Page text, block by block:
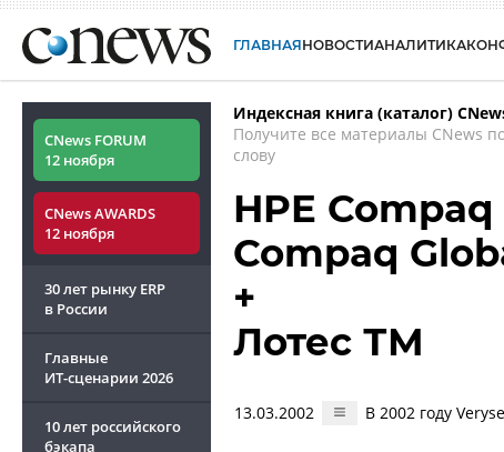
ГЛАВНАЯНОВОСТИАНАЛИТИКА
CNews FORUM
12 ноября
CNews AWARDS
12 ноября
30 лет рынку ERP
в России
Главные
ИТ-сценарии 2026
10 лет российского
бэкапа
Индексная книга (каталог)
Получите все материалы CNews
слову
HPE
Compaq
+
Лотес ТМ
13.03.2002 В 2002 году